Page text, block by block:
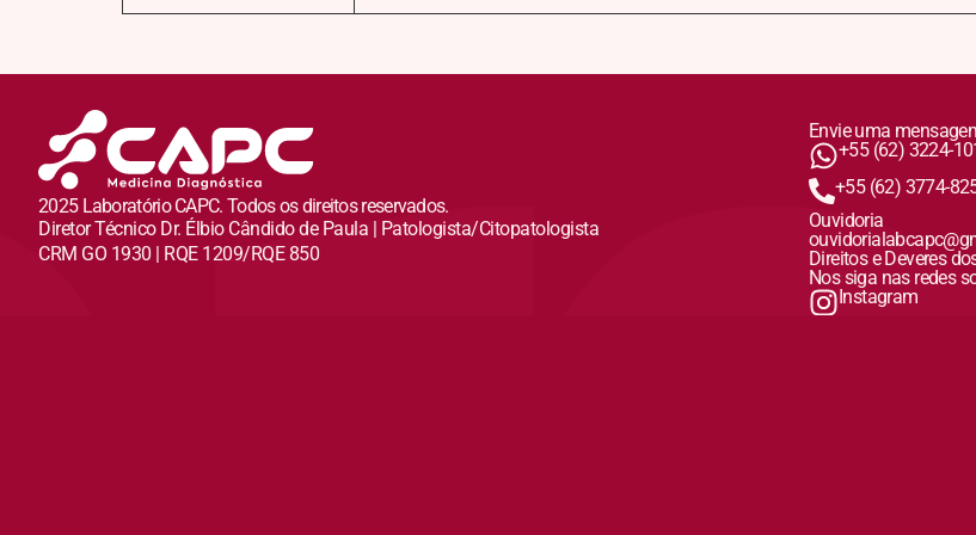
2025 Laboratório CAPC. Todos os direitos reservados.
Diretor Técnico Dr. Élbio Cândido de Paula | Patologista/Citopatologista
CRM GO 1930 | RQE 1209/RQE 850
Envie uma
+55 (62) 3224-
+55 (62) 3774-
Ouvidoria
Direitos e Deveres
Nos siga nas redes
Instagram